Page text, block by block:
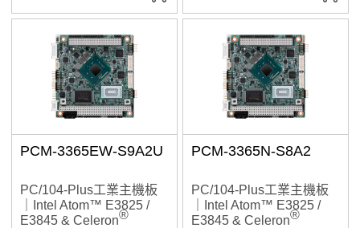
PCM-3365EW-S9A2U
PC/104-Plus工業主機板
｜Intel Atom™ E3825 /
E3845 & Celeron®
PCM-3365N-S8A2
PC/104-Plus工業主機板
｜Intel Atom™ E3825 /
E3845 & Celeron®